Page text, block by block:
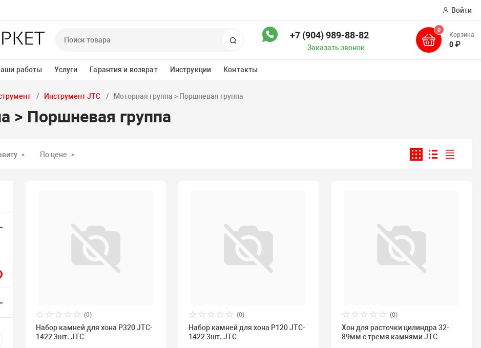
Войти
Поиск +7 (904) 989-88-82
Заказать звонок
0
Корзина
0 ₽
работы Услуги Гарантия и возврат Инструкции Контакты
Инструмент JTC Моторная группа > Поршневая группа
> Поршневая группа
По цене
(0)
Набор камней для хона P320 JTC-
1422 3шт. JTC
(0)
Набор камней для хона P120 JTC-
1422 3шт. JTC
(0)
Хон для расточки цилиндра 32-
89мм с тремя камнями JTC